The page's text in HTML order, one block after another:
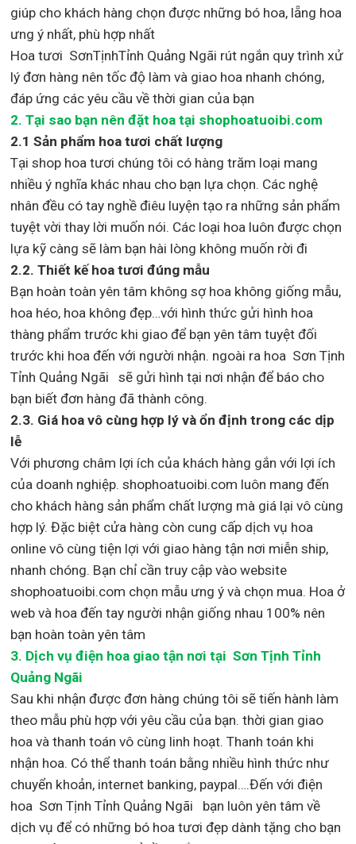
giúp cho khách hàng chọn được những bó hoa, lẵng hoa
ưng ý nhất, phù hợp nhất
Hoa tươi SơnTịnhTỉnh Quảng Ngãi rút ngắn quy trình xử
lý đơn hàng nên tốc độ làm và giao hoa nhanh chóng,
đáp ứng các yêu cầu về thời gian của bạn
2. Tại sao bạn nên đặt hoa tại shophoatuoibi.com
2.1 Sản phẩm hoa tươi chất lượng
Tại shop hoa tươi chúng tôi có hàng trăm loại mang
nhiều ý nghĩa khác nhau cho bạn lựa chọn. Các nghệ
nhân đều có tay nghề điêu luyện tạo ra những sản phẩm
tuyệt vời thay lời muốn nói. Các loại hoa luôn được chọn
lựa kỹ càng sẽ làm bạn hài lòng không muốn rời đi
2.2. Thiết kế hoa tươi đúng mẫu
Bạn hoàn toàn yên tâm không sợ hoa không giống mẫu,
hoa héo, hoa không đẹp…với hình thức gửi hình hoa
thàng phẩm trước khi giao để bạn yên tâm tuyệt đối
trước khi hoa đến với người nhận. ngoài ra hoa Sơn Tịnh
Tỉnh Quảng Ngãi sẽ gửi hình tại nơi nhận để báo cho
bạn biết đơn hàng đã thành công.
2.3. Giá hoa vô cùng hợp lý và ổn định trong các dịp
lễ
Với phương châm lợi ích của khách hàng gắn với lợi ích
của doanh nghiệp. shophoatuoibi.com luôn mang đến
cho khách hàng sản phẩm chất lượng mà giá lại vô cùng
hợp lý. Đặc biệt cửa hàng còn cung cấp dịch vụ hoa
online vô cùng tiện lợi với giao hàng tận nơi miễn ship,
nhanh chóng. Bạn chỉ cần truy cập vào website
shophoatuoibi.com chọn mẫu ưng ý và chọn mua. Hoa ở
web và hoa đến tay người nhận giống nhau 100% nên
bạn hoàn toàn yên tâm
3. Dịch vụ điện hoa giao tận nơi tại Sơn Tịnh Tỉnh
Quảng Ngãi
Sau khi nhận được đơn hàng chúng tôi sẽ tiến hành làm
theo mẫu phù hợp với yêu cầu của bạn. thời gian giao
hoa và thanh toán vô cùng linh hoạt. Thanh toán khi
nhận hoa. Có thể thanh toán bằng nhiều hình thức như
chuyển khoản, internet banking, paypal….Đến với điện
hoa Sơn Tịnh Tỉnh Quảng Ngãi bạn luôn yên tâm về
dịch vụ để có những bó hoa tươi đẹp dành tặng cho bạn